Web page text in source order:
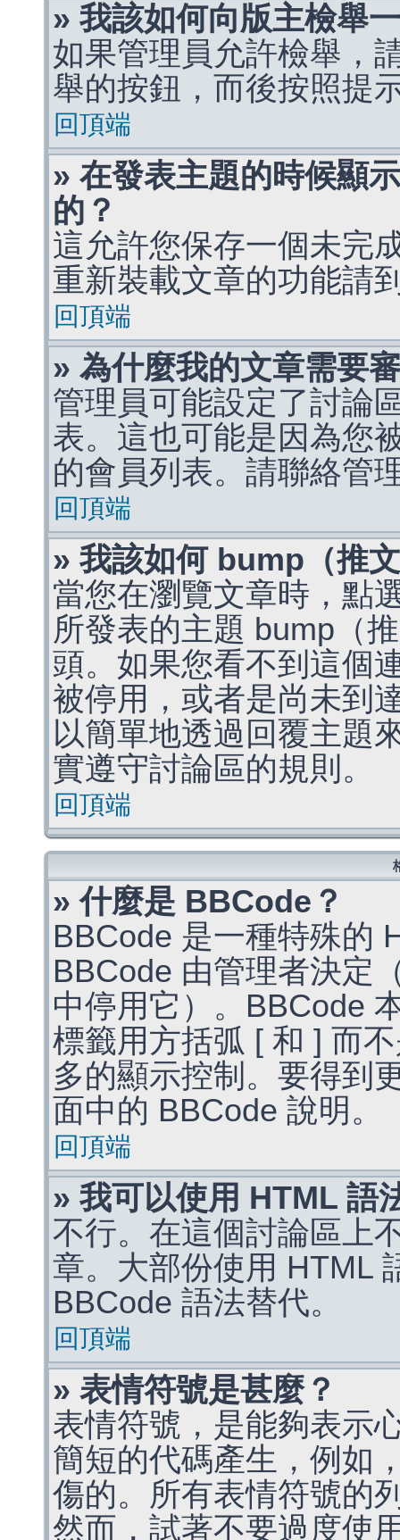
» 我該如何向版主檢舉
如果管理員允許檢舉，
舉的按鈕，而後按照提
回頂端
» 在發表主題的時候顯
的？
這允許您保存一個未完
重新裝載文章的功能請
回頂端
» 為什麼我的文章需要
管理員可能設定了討論
表。這也可能是因為您
的會員列表。請聯絡管
回頂端
» 我該如何 bump（推
當您在瀏覽文章時，點
所發表的主題 bump（
頭。如果您看不到這個
被停用，或者是尚未到
以簡單地透過回覆主題
實遵守討論區的規則。
回頂端
» 什麼是 BBCode？
BBCode 是一種特殊的
BBCode 由管理者決定
中停用它）。BBCode
標籤用方括弧 [ 和 ] 而
多的顯示控制。要得到
面中的 BBCode 說明。
回頂端
» 我可以使用 HTML 語
不行。在這個討論區上
章。大部份使用 HTML
BBCode 語法替代。
回頂端
» 表情符號是甚麼？
表情符號，是能夠表示
簡短的代碼產生，例如
傷的。所有表情符號的
然而，試著不要過度使